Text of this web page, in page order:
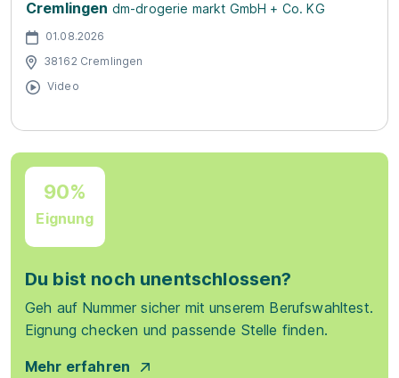
Cremlingen dm-drogerie markt GmbH + Co. KG
01.08.2026
38162 Cremlingen
Video
90%
Eignung
Du bist noch unentschlossen?
Geh auf Nummer sicher mit unserem Berufswahltest.
Eignung checken und passende Stelle finden.
Mehr erfahren